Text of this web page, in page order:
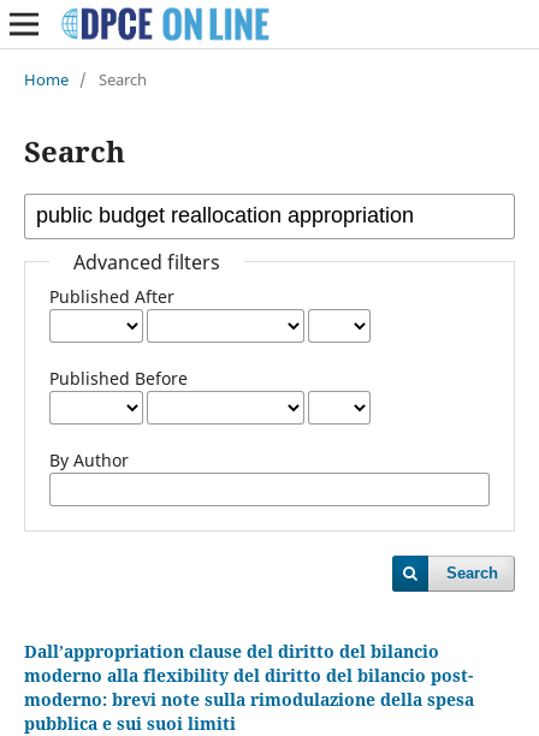
Home / Search
Search
Advanced filters
Published After
Published Before
By Author
Search
Dall’appropriation clause del diritto del bilancio
moderno alla flexibility del diritto del bilancio post-
moderno: brevi note sulla rimodulazione della spesa
pubblica e sui suoi limiti